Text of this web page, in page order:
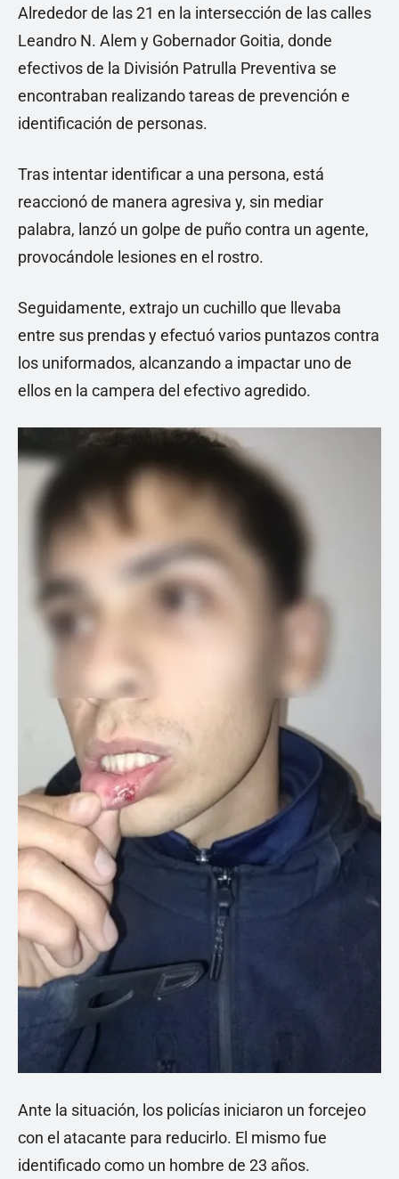
Alrededor de las 21 en la intersección de las calles
Leandro N. Alem y Gobernador Goitia, donde
efectivos de la División Patrulla Preventiva se
encontraban realizando tareas de prevención e
identificación de personas.
Tras intentar identificar a una persona, está
reaccionó de manera agresiva y, sin mediar
palabra, lanzó un golpe de puño contra un agente,
provocándole lesiones en el rostro.
Seguidamente, extrajo un cuchillo que llevaba
entre sus prendas y efectuó varios puntazos contra
los uniformados, alcanzando a impactar uno de
ellos en la campera del efectivo agredido.
Ante la situación, los policías iniciaron un forcejeo
con el atacante para reducirlo. El mismo fue
identificado como un hombre de 23 años.